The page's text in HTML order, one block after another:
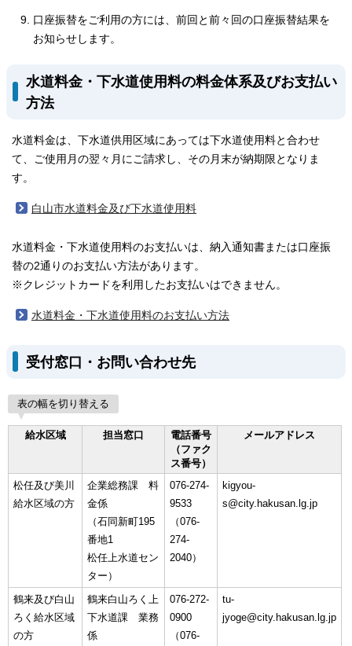
口座振替をご利用の方には、前回と前々回の口座振替結果を
お知らせします。
水道料金・下水道使用料の料金体系及びお支払い
方法
水道料金は、下水道供用区域にあっては下水道使用料と合わせ
て、ご使用月の翌々月にご請求し、その月末が納期限となりま
す。
白山市水道料金及び下水道使用料
水道料金・下水道使用料のお支払いは、納入通知書または口座振
替の2通りのお支払い方法があります。
※クレジットカードを利用したお支払いはできません。
水道料金・下水道使用料のお支払い方法
受付窓口・お問い合わせ先
表の幅を切り替える
給水区域 担当窓口
電話番号
（ファク
ス番号）
メールアドレス
松任及び美川
給水区域の方
企業総務課 料
金係
（石同新町195
番地1
松任上水道セン
ター）
076-274-
9533
（076-
274-
2040）
kigyou-
s@city.hakusan.lg.jp
鶴来及び白山
ろく給水区域
の方
鶴来白山ろく上
下水道課 業務
係
076-272-
0900
（076-
tu-
jyoge@city.hakusan.lg.jp